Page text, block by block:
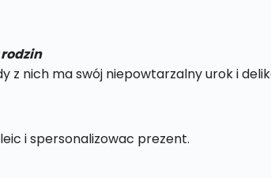
z nich ma swój niepowtarzalny urok i
i spersonalizowac prezent.